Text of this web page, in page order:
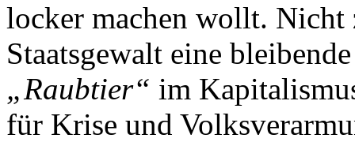
locker machen wollt.
Staatsgewalt eine
„Raubtier“ im
für Krise und